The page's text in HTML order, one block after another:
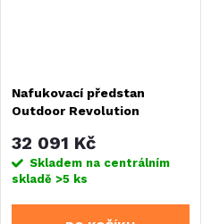
Nafukovací předstan
Outdoor Revolution
32 091 Kč
Skladem na centrálním
skladě >5 ks